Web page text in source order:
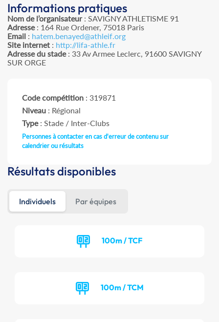
Informations pratiques
Nom de l’organisateur: SAVIGNY ATHLETISME 91
Adresse: 164 Rue Ordener, 75018 Paris
Email : hatem.benayed@athleif.org
Site internet : http://lifa-athle.fr
Adresse du stade: 33 Av Armee Leclerc, 91600 SAVIGNY
SUR ORGE
Code compétition : 319871
Niveau : Régional
Type: Stade / Inter-Clubs
Personnes à contacter en cas d'erreur de contenu sur
calendrier ou résultats
Résultats disponibles
Individuels Par équipes
100m / TCF
100m / TCM